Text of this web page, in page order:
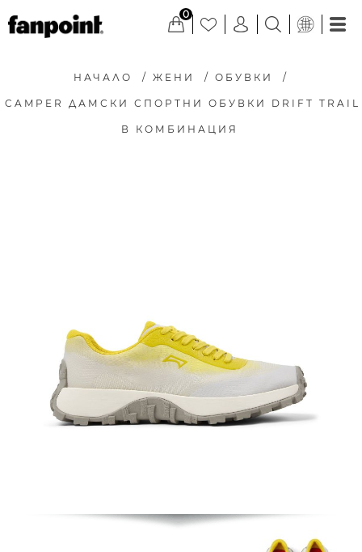
0
НАЧАЛО / ЖЕНИ / ОБУВКИ /
CAMPER ДАМСКИ СПОРТНИ ОБУВКИ DRIFT TRAIL
В КОМБИНАЦИЯ